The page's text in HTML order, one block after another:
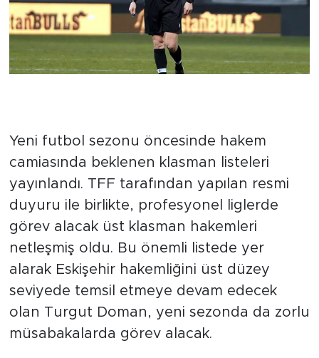
Yeni futbol sezonu öncesinde hakem
camiasında beklenen klasman listeleri
yayınlandı. TFF tarafından yapılan resmi
duyuru ile birlikte, profesyonel liglerde
görev alacak üst klasman hakemleri
netleşmiş oldu. Bu önemli listede yer
alarak Eskişehir hakemliğini üst düzey
seviyede temsil etmeye devam edecek
olan Turgut Doman, yeni sezonda da zorlu
müsabakalarda görev alacak.